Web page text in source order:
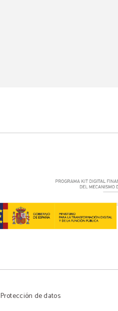
Protección de datos